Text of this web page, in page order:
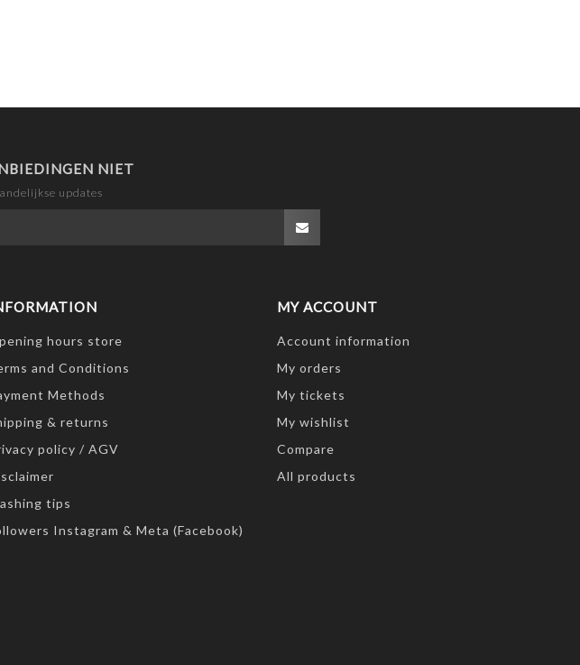
NIET
updates
hours store
and Conditions
Methods
& returns
policy / AGV
tips
Instagram & Meta (Facebook)
MY ACCOUNT
Account information
My orders
My tickets
My wishlist
Compare
All products